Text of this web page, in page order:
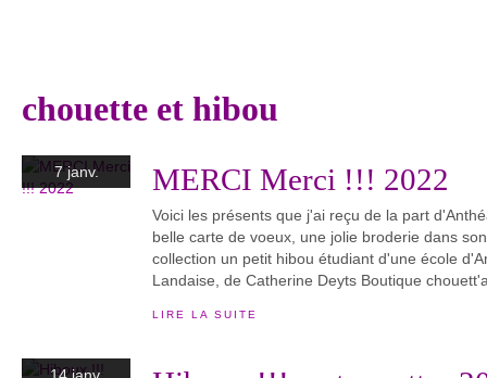
chouette et hibou
7 janv. MERCI Merci !!! 2022
Voici les présents que j'ai reçu de la part
belle carte de voeux, une jolie broderie dans
collection un petit hibou étudiant d'une école
Landaise, de Catherine Deyts Boutique
LIRE LA SUITE